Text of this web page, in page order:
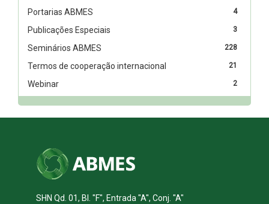
4
Portarias ABMES
3
Publicações Especiais
228
Seminários ABMES
21
Termos de cooperação internacional
2
Webinar
SHN Qd. 01, Bl. "F", Entrada "A", Conj. "A"